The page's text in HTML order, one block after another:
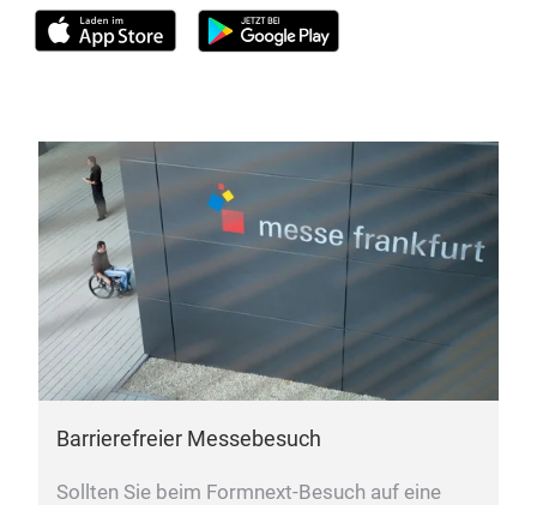
Barrierefreier Messebesuch
Sollten Sie beim Formnext-Besuch auf eine